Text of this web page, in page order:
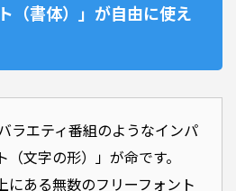
（書体）」が自由に使え
ラエティ番組のようなインパ
文字の形）」が命です。
にある無数のフリーフォント